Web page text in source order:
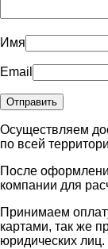
Имя
Email
Осуществляем
по всей
После
компании для
Принимаем
картами, так же
юридических лиц.